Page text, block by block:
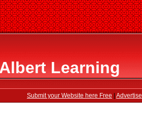
Learning
Submit your Website here Free Advertise